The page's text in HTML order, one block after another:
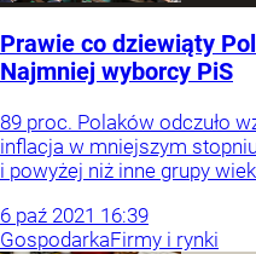
Prawie co dziewiąty
Najmniej wyborcy PiS
89 proc. Polaków odczuło
inflacja w mniejszym
i powyżej niż inne grupy
6 paź 2021 16:39
GospodarkaFirmy i rynki